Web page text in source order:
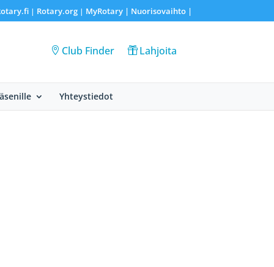
| Rotary.org| MyRotary | Nuorisovaihto|
Club Finder Lahjoita
Yhteystiedot